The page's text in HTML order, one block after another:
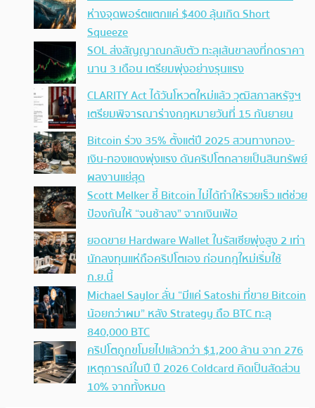
ห่างจุดพอร์ตแตกแค่ $400 ลุ้นเกิด Short
Squeeze
SOL ส่งสัญญาณกลับตัว ทะลุเส้นขาลงที่กดราคา
นาน 3 เดือน เตรียมพุ่งอย่างรุนแรง
CLARITY Act ได้วันโหวตใหม่แล้ว วุฒิสภาสหรัฐฯ
เตรียมพิจารณาร่างกฎหมายวันที่ 15 กันยายน
Bitcoin ร่วง 35% ตั้งแต่ปี 2025 สวนทางทอง-
เงิน-ทองแดงพุ่งแรง ดันคริปโตกลายเป็นสินทรัพย์
ผลงานแย่สุด
Scott Melker ชี้ Bitcoin ไม่ได้ทำให้รวยเร็ว แต่ช่วย
ป้องกันให้ “จนช้าลง” จากเงินเฟ้อ
ยอดขาย Hardware Wallet ในรัสเซียพุ่งสูง 2 เท่า
นักลงทุนแห่ถือคริปโตเอง ก่อนกฎใหม่เริ่มใช้
ก.ย.นี้
Michael Saylor ลั่น “มีแค่ Satoshi ที่ขาย Bitcoin
น้อยกว่าผม” หลัง Strategy ถือ BTC ทะลุ
840,000 BTC
คริปโตถูกขโมยไปแล้วกว่า $1,200 ล้าน จาก 276
เหตุการณ์ในปี ปี 2026 Coldcard คิดเป็นสัดส่วน
10% จากทั้งหมด